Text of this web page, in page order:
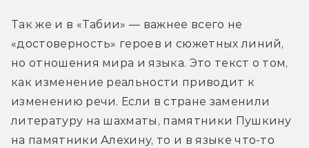
Так же и в «Табии» — важнее всего не
«достоверность» героев и сюжетных линий,
но отношения мира и языка. Это текст о том,
как изменение реальности приводит к
изменению речи. Если в стране заменили
литературу на шахматы, памятники Пушкину
на памятники Алехину, то и в языке что-то